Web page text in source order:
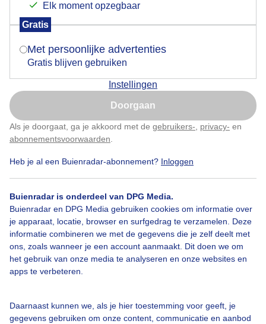
Elk moment opzegbaar
Gratis
Met persoonlijke advertenties
Gratis blijven gebruiken
Instellingen
Doorgaan
Als je doorgaat, ga je akkoord met de gebruikers- privacy- en
abonnementsvoorwaarden
Heb je al een Buienradar-abonnement? Inloggen
Buienradar is onderdeel van DPG Media.
Buienradar en DPG Media gebruiken cookies om informatie over
je apparaat, locatie, browser en surfgedrag te verzamelen. Deze
informatie combineren we met de gegevens die je zelf deelt met
ons, zoals wanneer je een account aanmaakt. Dit doen we om
het gebruik van onze media te analyseren en onze websites en
apps te verbeteren.
Daarnaast kunnen we, als je hier toestemming voor geeft, je
gegevens gebruiken om onze content, communicatie en aanbod
Door: René Wolf Gemaakt: 09-06-2026, 48x bekeken
Bekijk slideshow
Een moment geduld aub...
Is goed, toon de popup
Nu niet, misschien later
Klik hierom dit aan te passen